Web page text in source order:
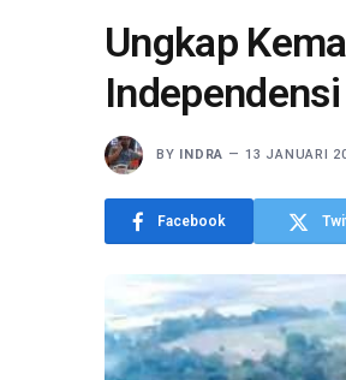
Ungkap
BY INDRA 13 JANUARI
Facebook